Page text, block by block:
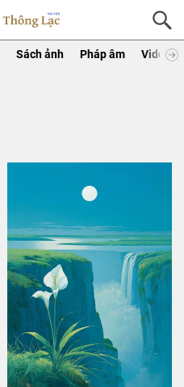
Sách ảnh Pháp âm Video